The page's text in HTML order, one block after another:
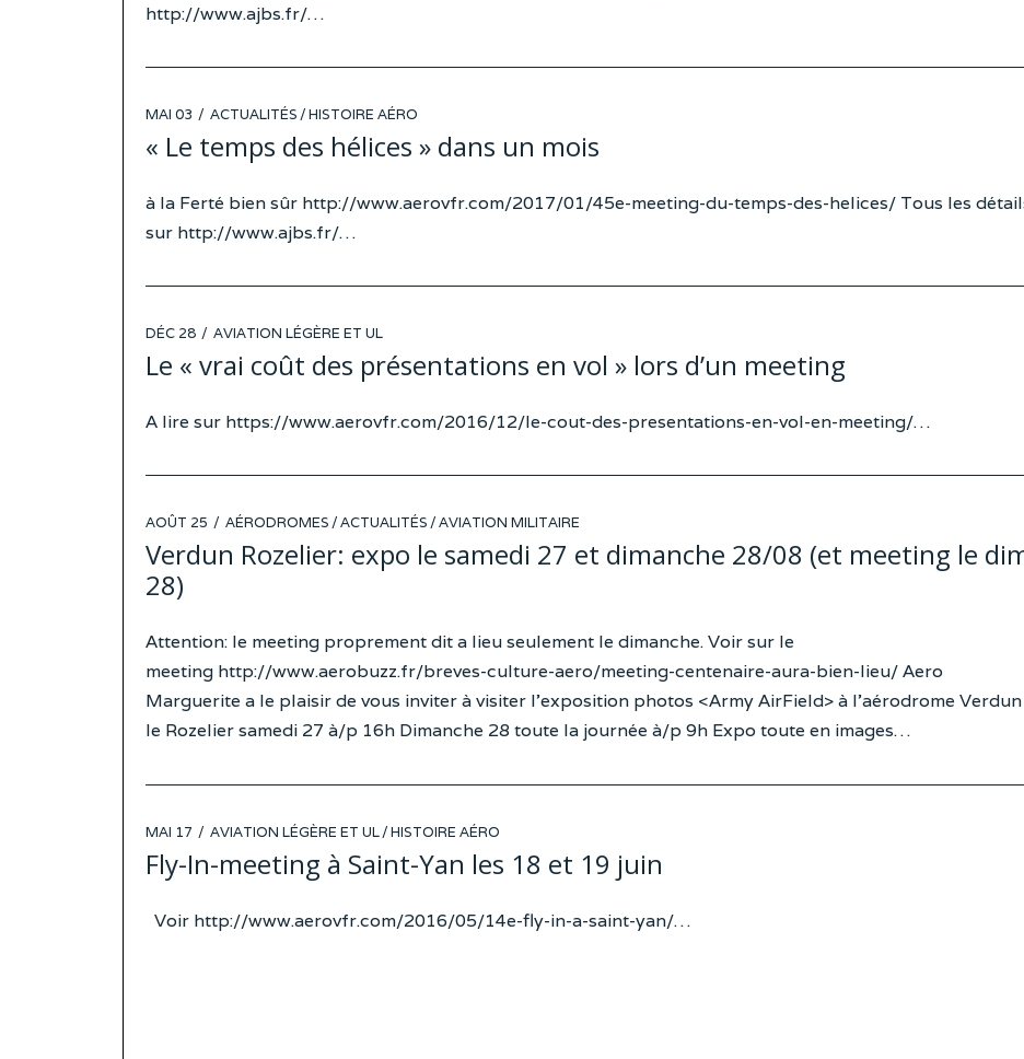
http://www.ajbs.fr/…
POSTED
MAI 03 ACTUALITÉS /HISTOIRE AÉRO
« Le temps des hélices » dans un mois
à la Ferté bien sûr http://www.aerovfr.com/2017/01/45e-meeting-du-temps-des-helices/ Tous les
sur http://www.ajbs.fr/…
POSTED
ON
DÉC 28 AVIATION LÉGÈRE ET UL
Le « vrai coût des présentations en vol » lors d’un meeting
A lire sur https://www.aerovfr.com/2016/12/le-cout-des-presentations-en-vol-en-meeting/…
POSTED
ON
AOÛT 25 AÉRODROMES /ACTUALITÉS /AVIATION MILITAIRE
Verdun Rozelier: expo le samedi 27 et dimanche 28/08 (et meeting le
28)
Attention: le meeting proprement dit a lieu seulement le dimanche. Voir sur le
meeting http://www.aerobuzz.fr/breves-culture-aero/meeting-centenaire-aura-bien-lieu/ Aero
Marguerite a le plaisir de vous inviter à visiter l’exposition photos <Army AirField> à l’aérodrome Verdun
le Rozelier samedi 27 à/p 16h Dimanche 28 toute la journée à/p 9h Expo toute en images…
POSTED
ON
MAI 17 AVIATION LÉGÈRE ET UL /HISTOIRE AÉRO
Fly-In-meeting à Saint-Yan les 18 et 19 juin
Voir http://www.aerovfr.com/2016/05/14e-fly-in-a-saint-yan/…